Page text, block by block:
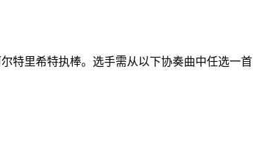
特里希特执棒。选手需从以下协奏曲中任选一首